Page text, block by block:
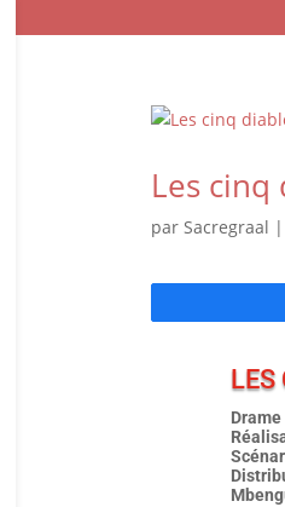
Les
par Sacregraal
LES